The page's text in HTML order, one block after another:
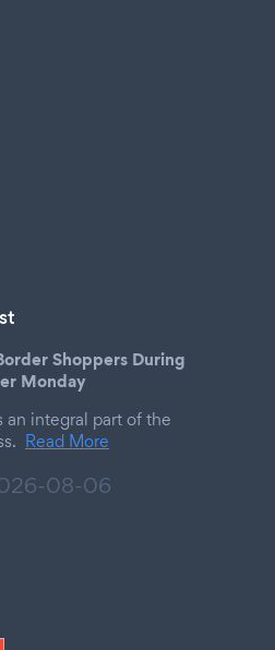
Shoppers During
Monday
integral part of the
Read More
08-06